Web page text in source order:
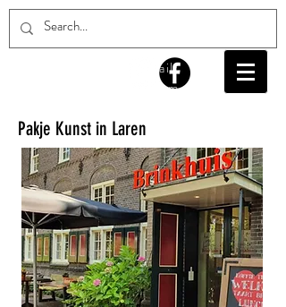
email:
info@pakjekunst.com
Pakje Kunst in Laren